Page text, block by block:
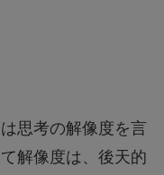
思考の解像度を言
解像度は、後天的